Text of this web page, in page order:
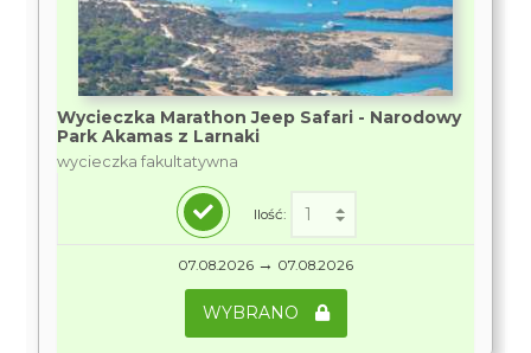
Wycieczka Marathon Jeep Safari - Narodowy
Park Akamas z Larnaki
wycieczka fakultatywna
Ilość:
07.08.2026 → 07.08.2026
WYBRANO